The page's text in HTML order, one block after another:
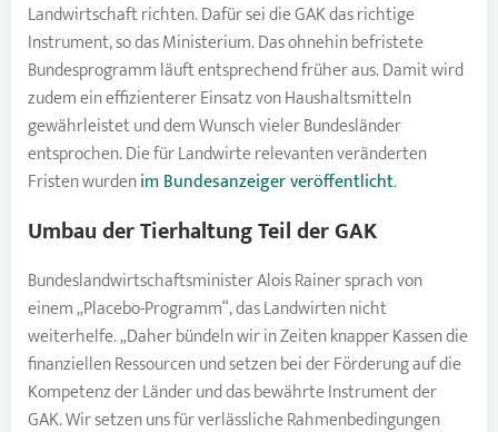
Landwirtschaft richten. Dafür sei die GAK das richtige
Instrument, so das Ministerium. Das ohnehin befristete
Bundesprogramm läuft entsprechend früher aus. Damit wird
zudem ein effizienterer Einsatz von Haushaltsmitteln
gewährleistet und dem Wunsch vieler Bundesländer
entsprochen. Die für Landwirte relevanten veränderten
Fristen wurdenim Bundesanzeiger veröffentlicht.
Umbau der TierhaltungTeil der GAK
Bundeslandwirtschaftsminister Alois Rainer sprach von
einem „Placebo-Programm“, das Landwirten nicht
weiterhelfe. „Daher bündeln wir in Zeiten knapper Kassen die
finanziellen Ressourcen und setzen bei der Förderung auf die
Kompetenz der Länder und das bewährte Instrument der
GAK. Wir setzen uns für verlässliche Rahmenbedingungen